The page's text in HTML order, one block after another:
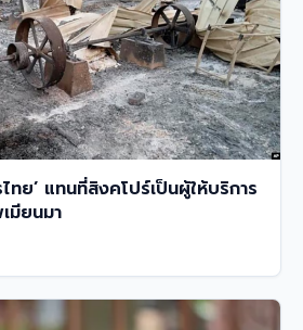
ทย’ แทนที่สิงคโปร์เป็นผู้ให้บริการ
มียนมา